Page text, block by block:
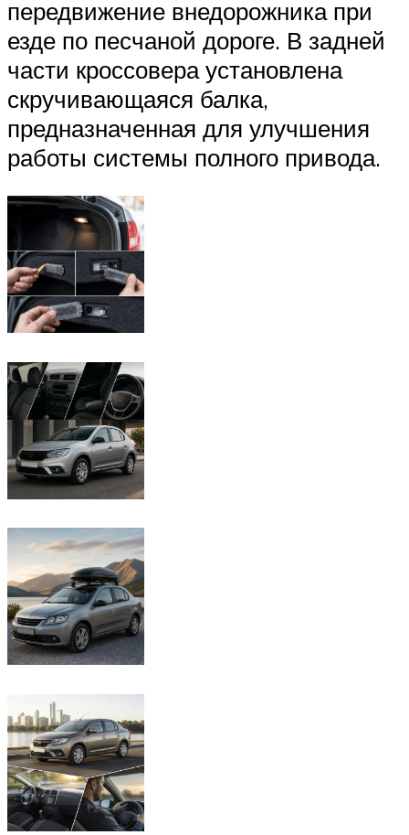
передвижение внедорожника при
езде по песчаной дороге. В задней
части кроссовера установлена
скручивающаяся балка,
предназначенная для улучшения
работы системы полного привода.